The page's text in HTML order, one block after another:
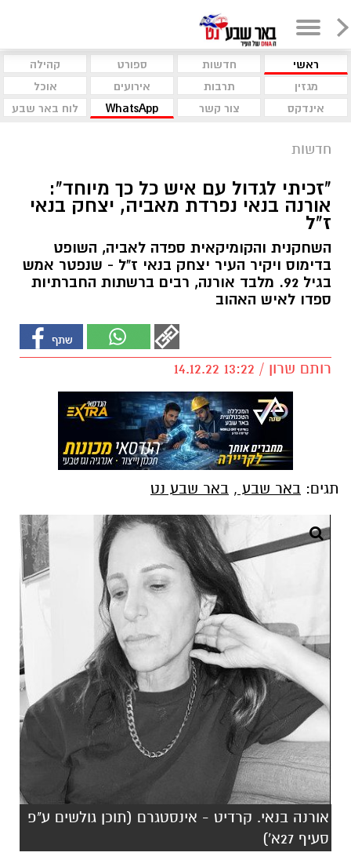
ראשי חדשות ספורט
קהילה
מגזין
תרבות אירועים
אוכל
אינדקס
צור קשר WhatsApp לוח באר שבע
חדשות
"זכיתי לגדול עם איש כל כך מיוחד":
אורנה בנאי נפרדת מאביה, יצחק בנאי
ז"ל
השחקנית והקומיקאית ספדה לאביה, השופט
בדימוס ויקיר העיר יצחק בנאי ז"ל - שנפטר אמש
בגיל 92. מלבד אורנה, רבים ברשתות החברתיות
ספדו לאיש האהוב
רותם שרון / 13:22 14.12.22
תגים: באר שבע , באר שבע נט
אורנה בנאי. קרדיט - אינסטגרם (תוכן גולשים ע"פ
סעיף 27א')